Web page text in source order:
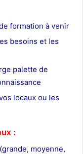
formation à venir
besoins et les
palette de
locaux ou les
:
moyenne,